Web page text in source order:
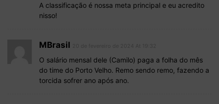
A classificação é nossa meta principal e eu acredito
nisso!
MBrasil
O salário mensal dele (Camilo) paga a folha do mês
do time do Porto Velho. Remo sendo remo, fazendo a
torcida sofrer ano após ano.